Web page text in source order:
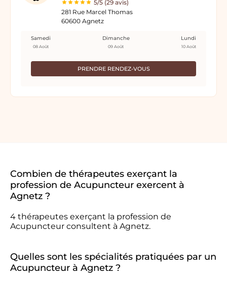
5/5 (29 avis)
281 Rue Marcel Thomas
60600 Agnetz
PRENDRE RENDEZ-VOUS
Samedi
08 Août
Dimanche
09 Août
Lundi
10 Août
Combien de thérapeutes exerçant la
profession de Acupuncteur exercent à
Agnetz ?
4 thérapeutes exerçant la profession de
Acupuncteur consultent à Agnetz.
Quelles sont les spécialités pratiquées par un
Acupuncteur à Agnetz ?